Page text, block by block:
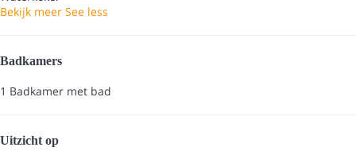
Bekijk meer See less
Badkamers
1 Badkamer met bad
Uitzicht op